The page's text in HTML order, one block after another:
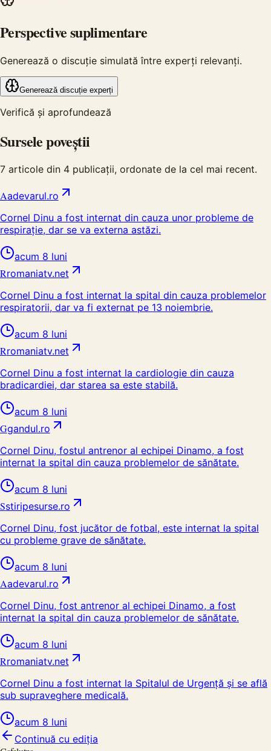
Perspective suplimentare
Generează o discuție simulată între experți relevanți.
Generează discuție experți
Verifică și aprofundează
Sursele poveștii
7 articole din 4 publicații, ordonate de la cel mai recent.
Aadevarul.ro
Cornel Dinu a fost internat din cauza unor probleme de
respirație, dar se va externa astăzi.
acum 8 luni
Rromaniatv.net
Cornel Dinu a fost internat la spital din cauza problemelor
respiratorii, dar va fi externat pe 13 noiembrie.
acum 8 luni
Rromaniatv.net
Cornel Dinu a fost internat la cardiologie din cauza
bradicardiei, dar starea sa este stabilă.
acum 8 luni
Ggandul.ro
Cornel Dinu, fostul antrenor al echipei Dinamo, a fost
internat la spital din cauza problemelor de sănătate.
acum 8 luni
Sstiripesurse.ro
Cornel Dinu, fost jucător de fotbal, este internat la spital
cu probleme grave de sănătate.
acum 8 luni
Aadevarul.ro
Cornel Dinu, fost antrenor al echipei Dinamo, a fost
internat la spital din cauza problemelor de sănătate.
acum 8 luni
Rromaniatv.net
Cornel Dinu a fost internat la Spitalul de Urgență și se află
sub supraveghere medicală.
acum 8 luni
Continuă cu ediția